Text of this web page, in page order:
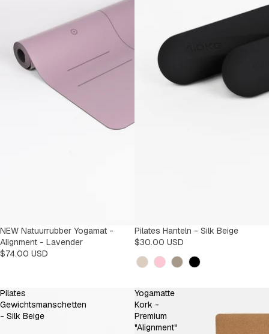
NEW Natuurrubber Yogamat -
Alignment - Lavender
$74.00 USD
Pilates Hanteln - Silk Beige
$30.00 USD
Kleur
Pilates
Gewichtsmanschetten
- Silk Beige
Yogamatte
Kork -
Premium
"Alignment"